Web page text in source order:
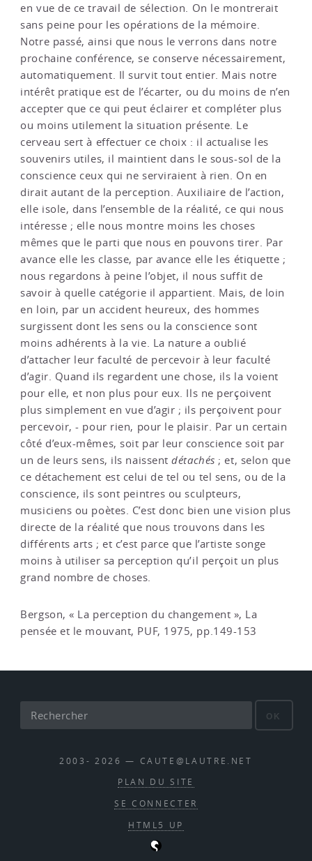
en vue de ce travail de sélection. On le montrerait
sans peine pour les opérations de la mémoire.
Notre passé, ainsi que nous le verrons dans notre
prochaine conférence, se conserve nécessairement,
automatiquement. Il survit tout entier. Mais notre
intérêt pratique est de l’écarter, ou du moins de n’en
accepter que ce qui peut éclairer et compléter plus
ou moins utilement la situation présente. Le
cerveau sert à effectuer ce choix : il actualise les
souvenirs utiles, il maintient dans le sous-sol de la
conscience ceux qui ne serviraient à rien. On en
dirait autant de la perception. Auxiliaire de l’action,
elle isole, dans l’ensemble de la réalité, ce qui nous
intéresse ; elle nous montre moins les choses
mêmes que le parti que nous en pouvons tirer. Par
avance elle les classe, par avance elle les étiquette ;
nous regardons à peine l’objet, il nous suffit de
savoir à quelle catégorie il appartient. Mais, de loin
en loin, par un accident heureux, des hommes
surgissent dont les sens ou la conscience sont
moins adhérents à la vie. La nature a oublié
d’attacher leur faculté de percevoir à leur faculté
d’agir. Quand ils regardent une chose, ils la voient
pour elle, et non plus pour eux. Ils ne perçoivent
plus simplement en vue d’agir ; ils perçoivent pour
percevoir, - pour rien, pour le plaisir. Par un certain
côté d’eux-mêmes, soit par leur conscience soit par
un de leurs sens, ils naissentdétachés ; et, selon que
ce détachement est celui de tel ou tel sens, ou de la
conscience, ils sont peintres ou sculpteurs,
musiciens ou poètes. C’est donc bien une vision plus
directe de la réalité que nous trouvons dans les
différents arts ; et c’est parce que l’artiste songe
moins à utiliser sa perception qu’il perçoit un plus
grand nombre de choses.
Bergson, « La perception du changement », La
pensée et le mouvant, PUF, 1975, pp.149-153
OK
2003- 2026 — CAUTE@LAUTRE.NET
PLAN DU SITE
SE CONNECTER
HTML5 UP